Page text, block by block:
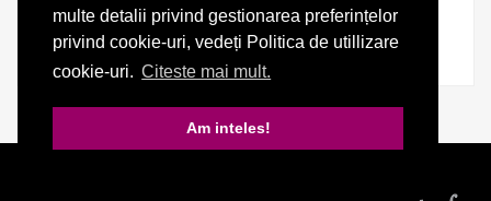
multe detalii privind gestionarea preferințelor
privind cookie-uri, vedeți Politica de utillizare
cookie-uri. Citeste mai mult.
Am inteles!